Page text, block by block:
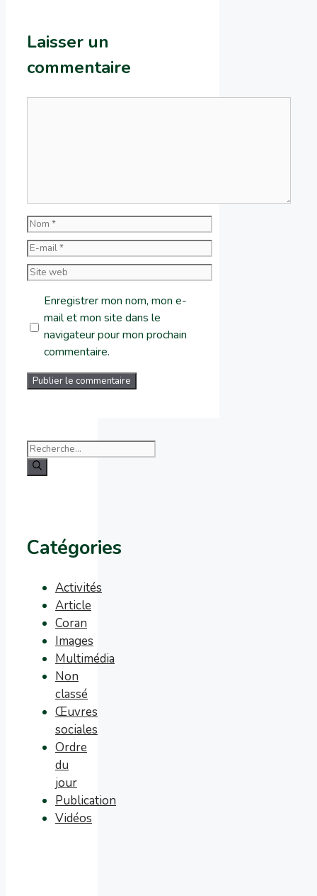
Laisser un
commentaire
Nom
E-
mail
Site
Enregistrer mon nom, mon e-
mail et mon site dans le
navigateur pour mon prochain
commentaire.
Rechercher :
Catégories
Activités
Article
Coran
Images
Multimédia
Non
classé
Œuvres
sociales
Ordre
du
jour
Publication
Vidéos